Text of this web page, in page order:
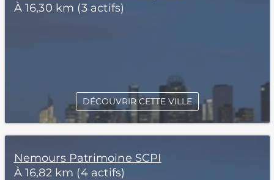
À 16,30 km (3 actifs)
DÉCOUVRIR CETTE VILLE
Nemours Patrimoine SCPI
À 16,82 km (4 actifs)